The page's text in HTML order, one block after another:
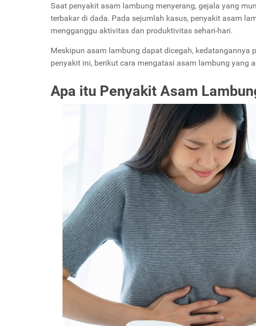
Saat penyakit asam lambung menyerang, gejala yang
terbakar di dada. Pada sejumlah kasus, penyakit asam
mengganggu aktivitas dan produktivitas sehari-hari.
Meskipun asam lambung dapat dicegah, kedatangannya
penyakit ini, berikut cara mengatasi asam lambung yang
Apa itu Penyakit Asam